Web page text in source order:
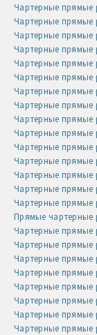
Чартерные прямые
Чартерные прямые
Чартерные прямые
Чартерные прямые
Чартерные прямые
Чартерные прямые
Чартерные прямые
Чартерные прямые
Чартерные прямые
Чартерные прямые
Чартерные прямые
Чартерные прямые
Чартерные прямые
Чартерные прямые
Чартерные прямые
Прямые чартерные
Чартерные прямые
Чартерные прямые
Чартерные прямые
Чартерные прямые
Чартерные
Чартерные прямые
Чартерные прямые
Чартерные прямые